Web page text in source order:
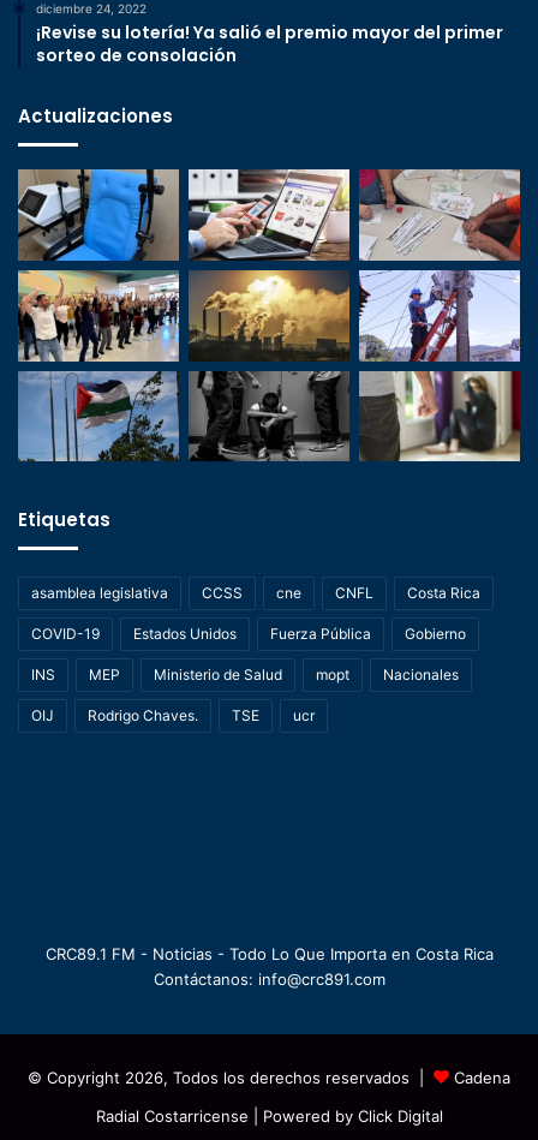
diciembre 24, 2022
¡Revise su lotería! Ya salió el premio mayor del primer
sorteo de consolación
Actualizaciones
Etiquetas
asamblea legislativa CCSS cne CNFL Costa Rica
COVID-19 Estados Unidos Fuerza Pública Gobierno
INS MEP Ministerio de Salud mopt Nacionales
OIJ Rodrigo Chaves. TSE ucr
CRC89.1 FM - Noticias - Todo Lo Que Importa en Costa Rica
Contáctanos: info@crc891.com
© Copyright 2026, Todos los derechos reservados |
Cadena
Radial Costarricense | Powered by Click Digital